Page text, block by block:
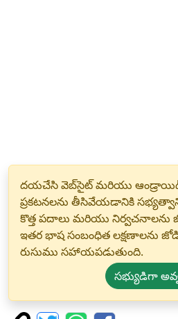
దయచేసి వెబ్‌సైట్ మరియు
ప్రకటనలను తీసివేయడానికి
కొత్త పదాలు మరియు
ఇతర భాష సంబంధిత లక్షణాలను
రుసుము సహాయపడుతుంది.
సభ్యుడిగా